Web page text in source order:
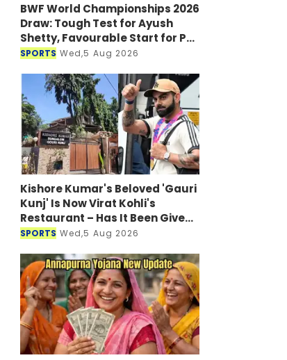
BWF World Championships 2026
Draw: Tough Test for Ayush
Shetty, Favourable Start for PV
Sindhu
SPORTS Wed,5 Aug 2026
Kishore Kumar's Beloved 'Gauri
Kunj' Is Now Virat Kohli's
Restaurant – Has It Been Given
a New Look?
SPORTS Wed,5 Aug 2026